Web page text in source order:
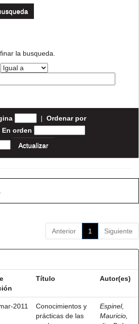
la busqueda.
| Ordenar por
En orden
Anterior 1 Siguiente
Título Autor(es)
2011
Conocimientos y
prácticas de las
Espinel,
Mauricio,